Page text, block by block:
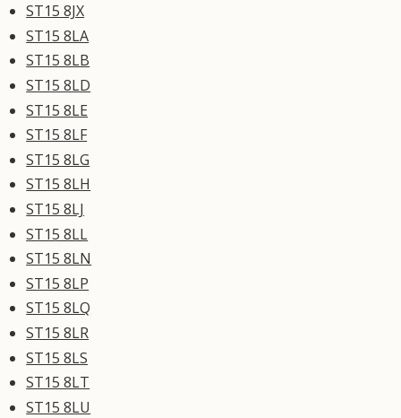
ST15 8JX
ST15 8LA
ST15 8LB
ST15 8LD
ST15 8LE
ST15 8LF
ST15 8LG
ST15 8LH
ST15 8LJ
ST15 8LL
ST15 8LN
ST15 8LP
ST15 8LQ
ST15 8LR
ST15 8LS
ST15 8LT
ST15 8LU